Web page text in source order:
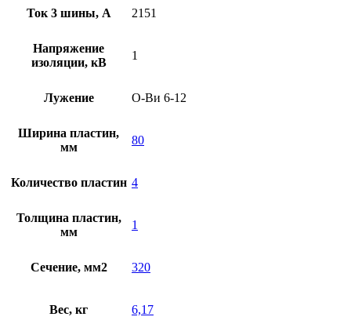
Ток 3 шины, А 2151
Напряжение
изоляции, кВ
1
Лужение О-Ви 6-12
Ширина пластин,
мм
80
Количество пластин 4
Толщина пластин,
мм
1
Сечение, мм2 320
Вес, кг 6,17